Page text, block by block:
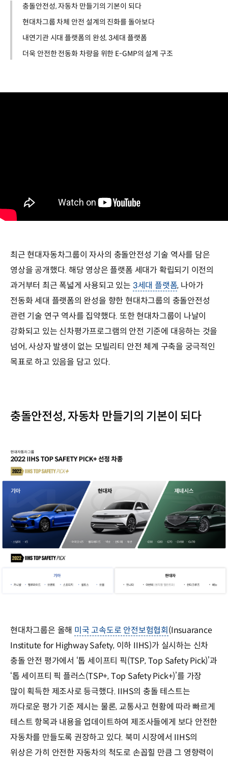
충돌안전성, 자동차 만들기의 기본이 되다
현대차그룹 차체 안전 설계의 진화를 돌아보다
내연기관 시대 플랫폼의 완성, 3세대 플랫폼
더욱 안전한 전동화 차량을 위한 E-GMP의 설계 구조
최근 현대자동차그룹이 자사의 충돌안전성 기술 역사를 담은
영상을 공개했다. 해당 영상은 플랫폼 세대가 확립되기 이전의
과거부터 최근 폭넓게 사용되고 있는 3세대 플랫폼, 나아가
전동화 세대 플랫폼의 완성을 향한 현대차그룹의 충돌안전성
관련 기술 연구 역사를 집약했다. 또한 현대차그룹이 나날이
강화되고 있는 신차평가프로그램의 안전 기준에 대응하는 것을
넘어, 사상자 발생이 없는 모빌리티 안전 체계 구축을 궁극적인
목표로 하고 있음을 담고 있다.
충돌안전성, 자동차 만들기의 기본이 되다
현대차그룹은 올해 미국 고속도로 안전보험협회 (Insuarance
Institute for Highway Safety, 이하 IIHS)가 실시하는 신차
충돌 안전 평가에서 ‘톱 세이프티 픽(TSP, Top Safety Pick)’과
‘톱 세이프티 픽 플러스(TSP+, Top Safety Pick+)’를 가장
많이 획득한 제조사로 등극했다. IIHS의 충돌 테스트는
까다로운 평가 기준 제시는 물론, 교통사고 현황에 따라 빠르게
테스트 항목과 내용을 업데이트하여 제조사들에게 보다 안전한
자동차를 만들도록 권장하고 있다. 북미 시장에서 IIHS의
위상은 가히 안전한 자동차의 척도로 손꼽힐 만큼 그 영향력이